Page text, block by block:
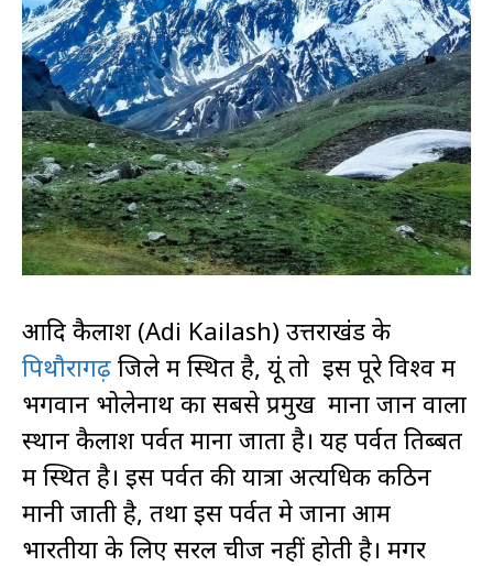
आदि कैलाश (Adi Kailash) उत्तराखंड के
पिथौरागढ़ जिले में स्थित है, यूं तो इस पूरे विश्व में
भगवान भोलेनाथ का सबसे प्रमुख माना जानें वाला
स्थान कैलाश पर्वत माना जाता है। यह पर्वत तिब्बत
में स्थित है। इस पर्वत की यात्रा अत्यधिक कठिन
मानी जाती है, तथा इस पर्वत मे जाना आम
भारतीयों के लिए सरल चीज नहीं होती है। मगर